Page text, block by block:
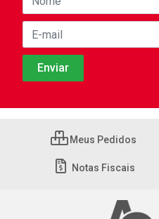
Meus Pedidos
Notas Fiscais